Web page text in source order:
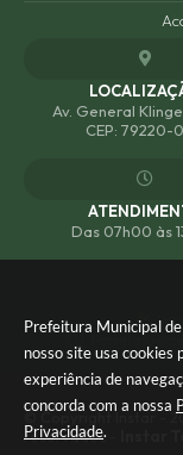
Prefeitura Municipal
nosso site usa cookies
experiência de
concorda com a nossa
Privacidade.
Av. General
CEP: 79220-
Das 07h00 às
Portal
© Copyright Instar -
reservados -